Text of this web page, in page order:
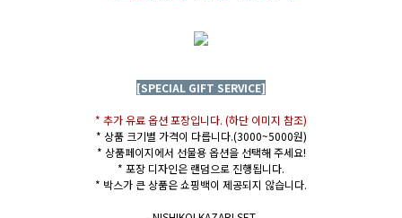
[SPECIAL GIFT SERVICE]
* 추가 유료 옵션 포장입니다. (하단 이미지 참조)
* 상품 크기별 가격이 다릅니다.(3000~5000원)
* 상품페이지에서 선물용 옵션을 선택해 주세요!
* 포장 디자인은 랜덤으로 진행됩니다.
* 박스가 큰 상품은 쇼핑백이 제공되지 않습니다.